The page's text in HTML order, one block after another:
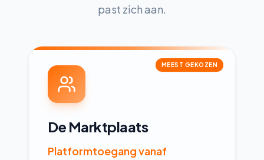
past zich aan.
MEEST GEKOZEN
De Marktplaats
Platformtoegang vanaf